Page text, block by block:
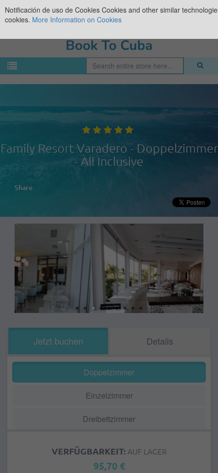
Family Resort Varadero - Doppelzimmer
- All Inclusive
Share
Jetzt buchen Details
Doppelzimmer
Einzelzimmer
Dreibettzimmer
VERFÜGBARKEIT:AUF LAGER
95,70 €
Notificación de uso de Cookies Cookies and other similar
cookies. More Information on Cookies